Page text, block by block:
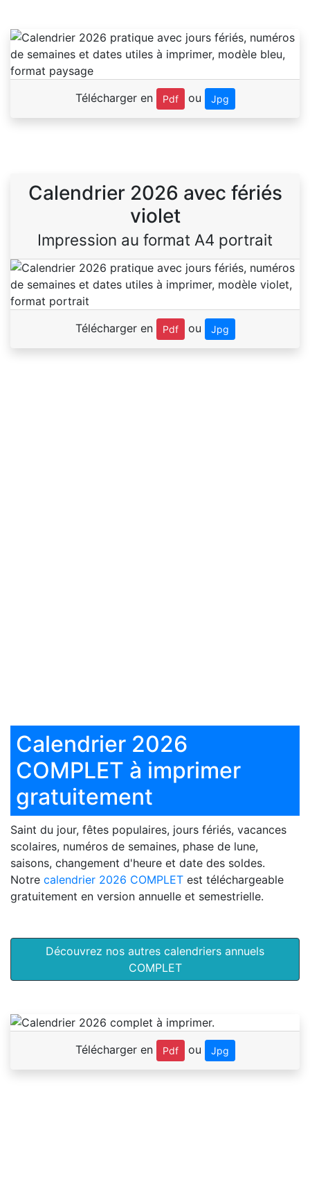
Télécharger en Pdf ou Jpg
Calendrier 2026 avec fériés
violet
Impression au format A4 portrait
Télécharger en Pdf ou Jpg
Calendrier 2026
COMPLET à imprimer
gratuitement
Saint du jour, fêtes populaires, jours fériés, vacances
scolaires, numéros de semaines, phase de lune,
saisons, changement d'heure et date des soldes.
Notre calendrier 2026 COMPLET est téléchargeable
gratuitement en version annuelle et semestrielle.
Découvrez nos autres calendriers annuels
COMPLET
Télécharger en Pdf ou Jpg